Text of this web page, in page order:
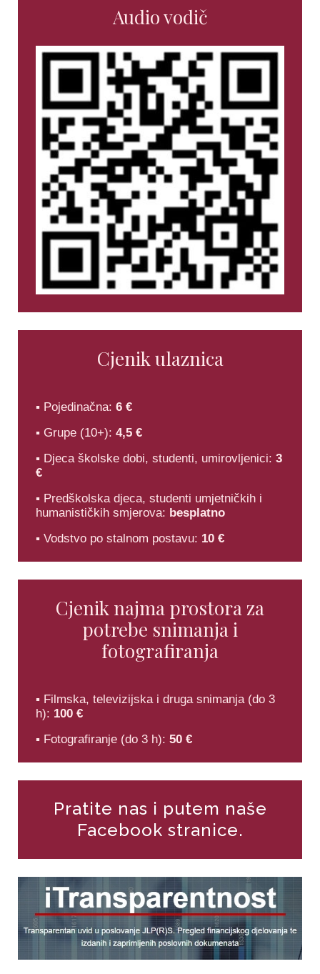
Audio vodič
Cjenik ulaznica
▪ Pojedinačna: 6 €
▪ Grupe (10+): 4,5 €
▪ Djeca školske dobi, studenti, umirovljenici: 3
€
▪ Predškolska djeca, studenti umjetničkih i
humanističkih smjerova: besplatno
▪ Vodstvo po stalnom postavu: 10 €
Cjenik najma prostora za
potrebe snimanja i
fotografiranja
▪ Filmska, televizijska i druga snimanja (do 3
h): 100 €
▪ Fotografiranje (do 3 h): 50 €
Pratite nas i putem naše
Facebook stranice.